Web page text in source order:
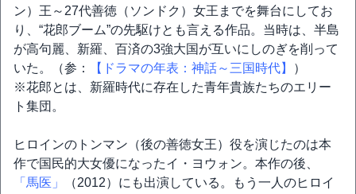
ン）王～27代善徳（ソンドク）女王までを舞台にしてお
り、“花郎ブーム”の先駆けとも言える作品。当時は、半島
が高句麗、新羅、百済の3強大国が互いにしのぎを削って
いた。（参：
【ドラマの年表：神話～三国時代】
）
※花郎とは、新羅時代に存在した青年貴族たちのエリー
ト集団。
ヒロインのトンマン（後の善徳女王）役を演じたのは本
作で国民的大女優になったイ・ヨウォン。本作の後、
「馬医」
（2012）にも出演している。もう一人のヒロイ